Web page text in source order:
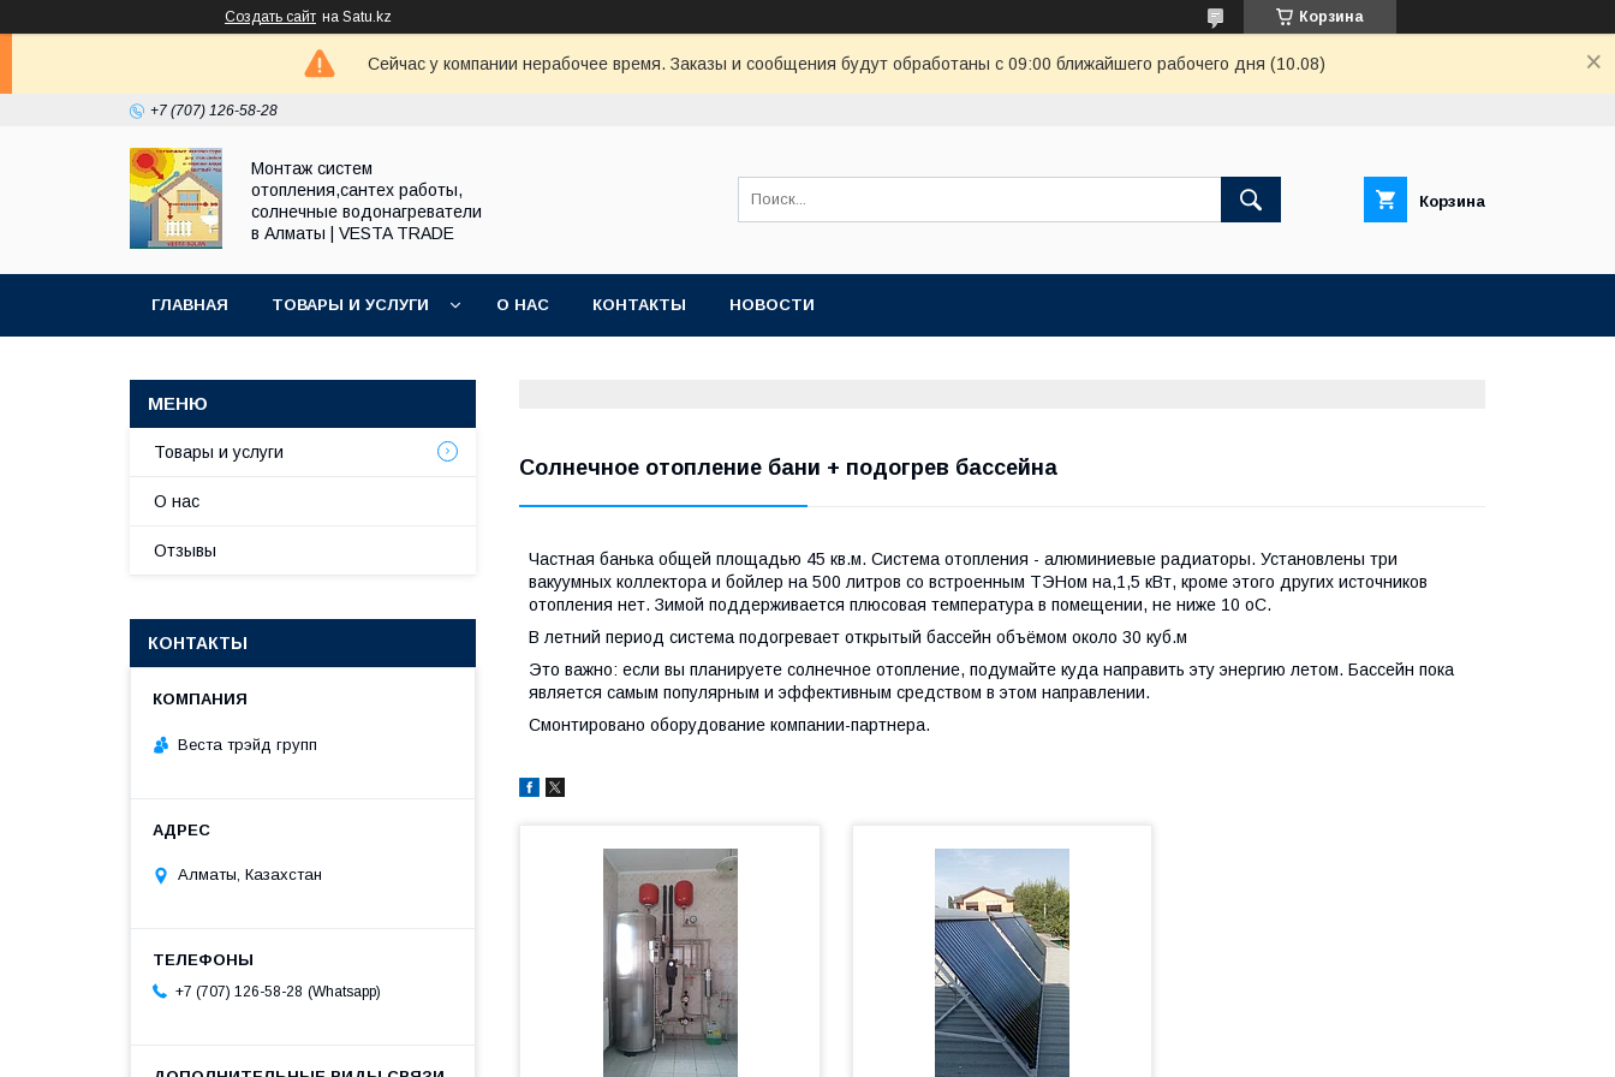
Создать сайт на Satu.kz Корзина
Сейчас у компании нерабочее время. Заказы и сообщения будут обработаны с 09:00 ближайшего рабочего дня (10.08)
+7 (707) 126-58-28
Монтаж систем
отопления,сантех работы,
солнечные водонагреватели
в Алматы | VESTA TRADE
Корзина
ГЛАВНАЯ ТОВАРЫ И УСЛУГИ О НАС КОНТАКТЫ НОВОСТИ
Солнечное отопление бани + подогрев бассейна
Частная банька общей площадью 45 кв.м. Система отопления - алюминиевые радиаторы. Установлены три
вакуумных коллектора и бойлер на 500 литров со встроенным ТЭНом на,1,5 кВт, кроме этого других источников
отопления нет. Зимой поддерживается плюсовая температура в помещении, не ниже 10 оС.
В летний период система подогревает открытый бассейн объёмом около 30 куб.м
Это важно: если вы планируете солнечное отопление, подумайте куда направить эту энергию летом. Бассейн пока
является самым популярным и эффективным средством в этом направлении.
Смонтировано оборудование компании-партнера.
Товары и услуги
О нас
Отзывы
КОНТАКТЫ
Веста трэйд групп
Алматы, Казахстан
+7 (707) 126-58-28 Whatsapp